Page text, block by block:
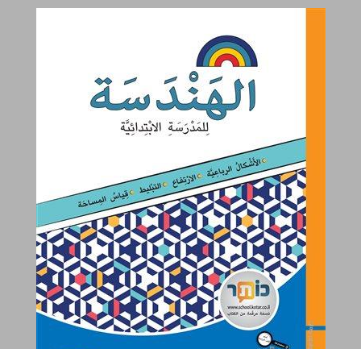
الهندسة للصف الخامس ... 0